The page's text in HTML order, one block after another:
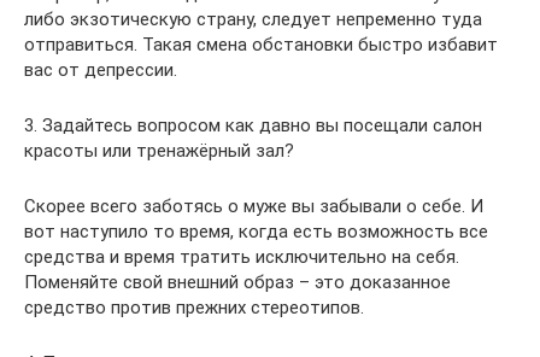
либо экзотическую страну, следует непременно туда
отправиться. Такая смена обстановки быстро избавит
вас от депрессии.
3. Задайтесь вопросом как давно вы посещали салон
красоты или тренажёрный зал?
Скорее всего заботясь о муже вы забывали о себе. И
вот наступило то время, когда есть возможность все
средства и время тратить исключительно на себя.
Поменяйте свой внешний образ – это доказанное
средство против прежних стереотипов.